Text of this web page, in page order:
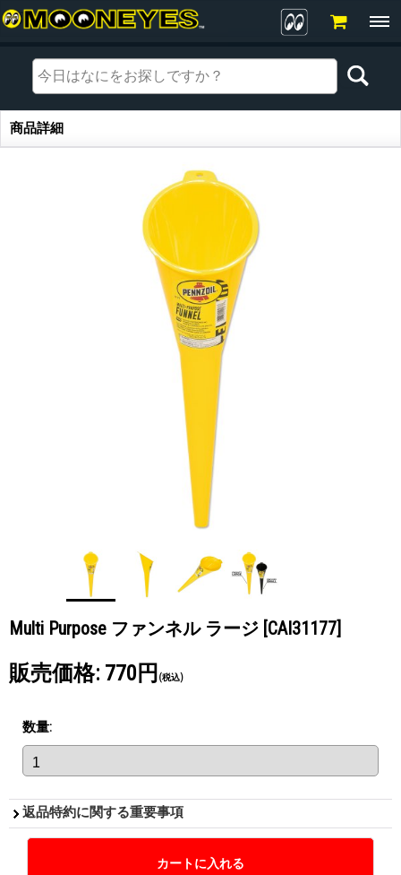
商品詳細
商品詳細
Multi Purpose ファンネル ラージ [CAI31177]
販売価格: 770円 (税込)
数量:
返品特約に関する重要事項